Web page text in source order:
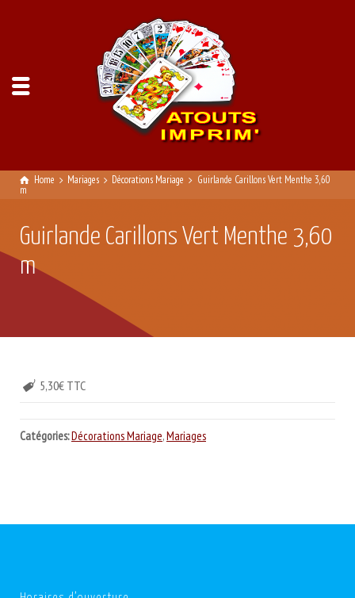
Home Mariages Décorations Mariage Guirlande Carillons Vert Menthe 3,60
m
Guirlande Carillons Vert Menthe 3,60
m
5,30€ TTC
Catégories:Décorations Mariage,Mariages